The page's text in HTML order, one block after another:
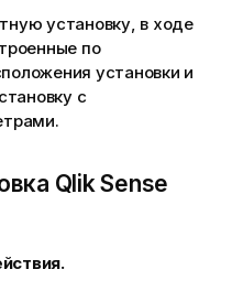
установку, в ходе
по
установки и
с
Qlik Sense